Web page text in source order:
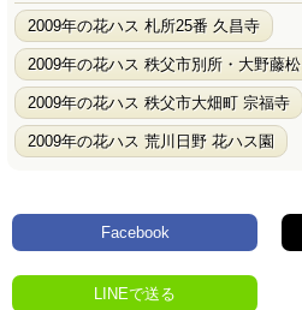
2009年の花ハス 札所25番 久昌寺
2009年の花ハス 秩父市別所・大野藤
2009年の花ハス 秩父市大畑町 宗福寺
2009年の花ハス 荒川日野 花ハス園
Facebook
LINEで送る